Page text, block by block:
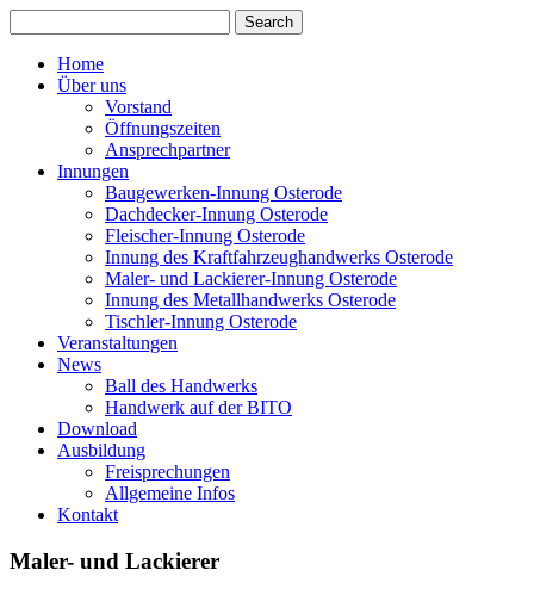
Home
Über uns
Vorstand
Öffnungszeiten
Ansprechpartner
Innungen
Baugewerken-Innung Osterode
Dachdecker-Innung Osterode
Fleischer-Innung Osterode
Innung des Kraftfahrzeughandwerks Osterode
Maler- und Lackierer-Innung Osterode
Innung des Metallhandwerks Osterode
Tischler-Innung Osterode
Veranstaltungen
News
Ball des Handwerks
Handwerk auf der BITO
Download
Ausbildung
Freisprechungen
Allgemeine Infos
Kontakt
Maler- und Lackierer